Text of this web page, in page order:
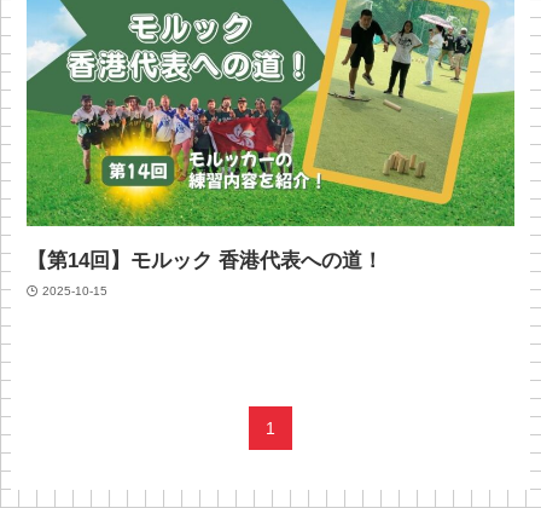
【第14回】モルック 香港代表への道！
2025-10-15
1